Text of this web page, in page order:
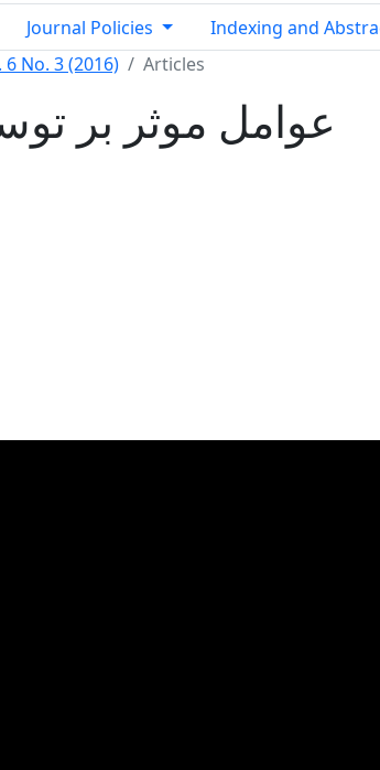
Journal Policies Indexing and
6 No. 3 (2016) Articles
عوامل موثر بر